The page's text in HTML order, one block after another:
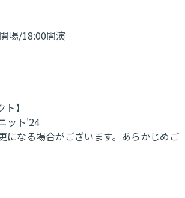
場/18:00開演
】
ット'24
になる場合がございます。あらかじめご